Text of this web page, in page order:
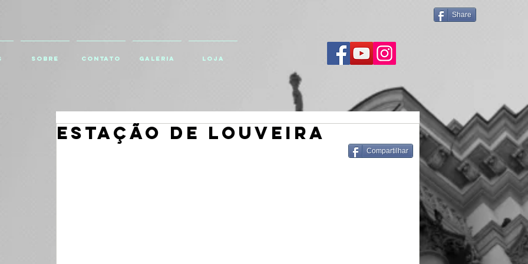
Share
SOBRE CONTATO GALERIA Loja
ESTAÇÃO DE LOUVEIRA
Compartilhar